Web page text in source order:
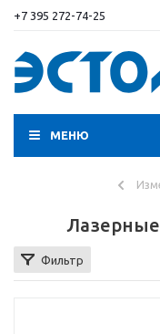
+7 395 272-74-25
МЕНЮ
Фильтр